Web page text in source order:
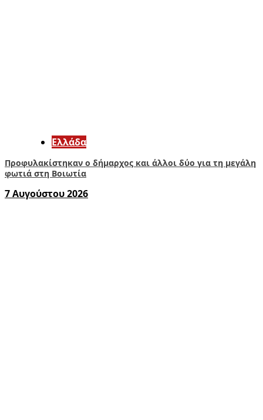
Ελλάδα
Προφυλακίστηκαν ο δήμαρχος και άλλοι δύο για τη μεγάλη
φωτιά στη Βοιωτία
7 Αυγούστου 2026